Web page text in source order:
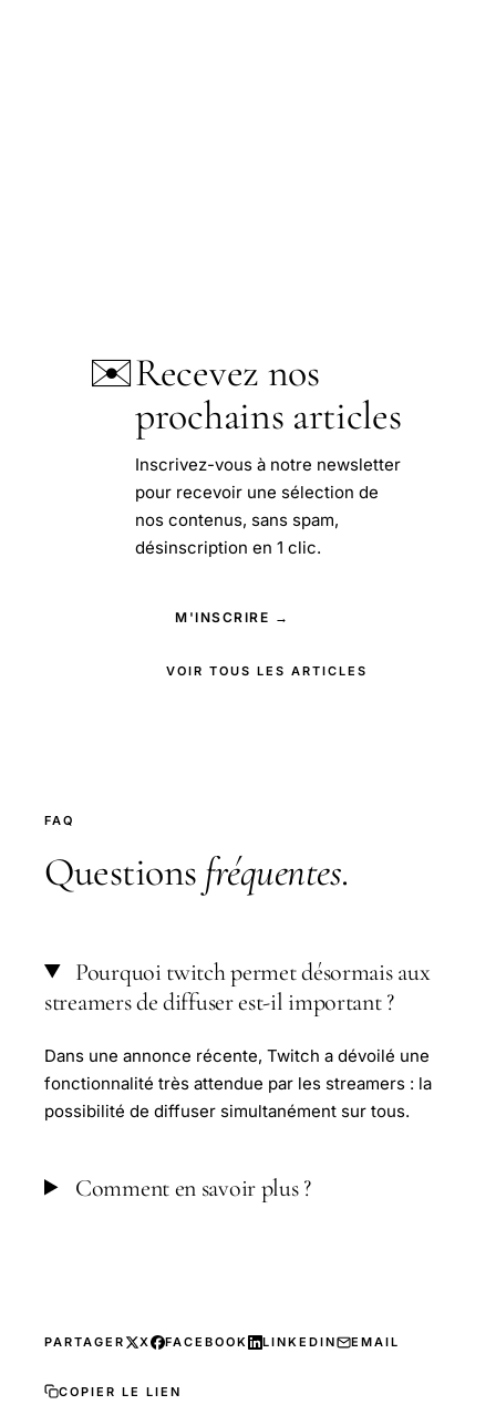
✉️Recevez nos
prochains articles
Inscrivez-vous à notre newsletter
pour recevoir une sélection de
nos contenus, sans spam,
désinscription en 1 clic.
M'INSCRIRE →
VOIR TOUS LES ARTICLES
FAQ
Questions fréquentes.
Pourquoi twitch permet désormais aux
streamers de diffuser est-il important ?
Dans une annonce récente, Twitch a dévoilé une
fonctionnalité très attendue par les streamers : la
possibilité de diffuser simultanément sur tous.
Comment en savoir plus ?
PARTAGER X FACEBOOK LINKEDIN EMAIL
COPIER LE LIEN